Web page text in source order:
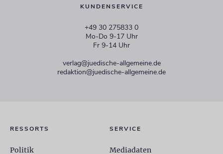
KUNDENSERVICE
+49 30 275833 0
Mo-Do 9-17 Uhr
Fr 9-14 Uhr
verlag@juedische-allgemeine.de
redaktion@juedische-allgemeine.de
RESSORTS
Politik
SERVICE
Mediadaten